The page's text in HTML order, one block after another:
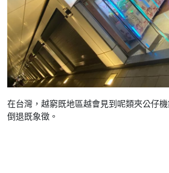
在台灣，越窮既地區越會見到呢類夾公仔
倒退既象徵。